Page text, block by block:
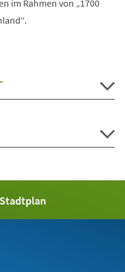
im Rahmen von „1700
Stadtplan